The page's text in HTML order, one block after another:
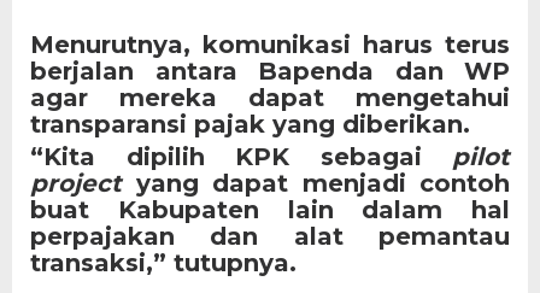
Menurutnya, komunikasi harus terus
berjalan antara Bapenda dan WP
agar mereka dapat mengetahui
transparansi pajak yang diberikan.
“Kita dipilih KPK sebagai pilot
projectyang dapat menjadi contoh
buat Kabupaten lain dalam hal
perpajakan dan alat pemantau
transaksi,” tutupnya.